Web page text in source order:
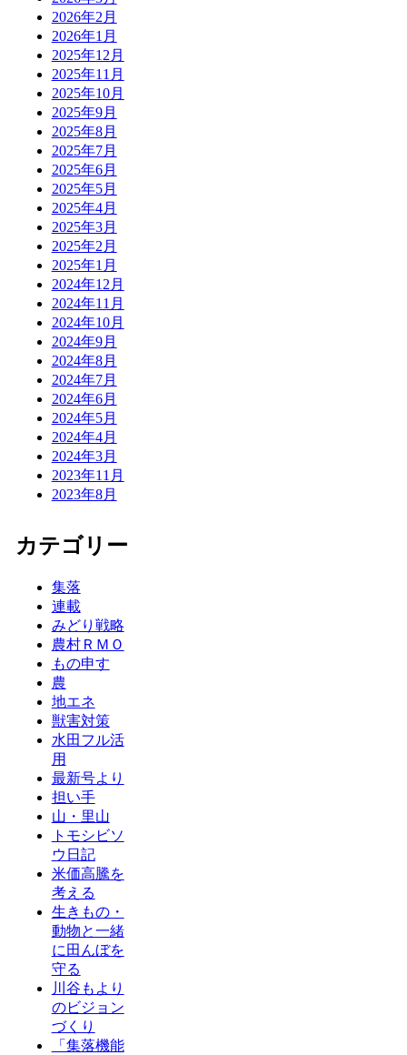
2026年2月
2026年1月
2025年12月
2025年11月
2025年10月
2025年9月
2025年8月
2025年7月
2025年6月
2025年5月
2025年4月
2025年3月
2025年2月
2025年1月
2024年12月
2024年11月
2024年10月
2024年9月
2024年8月
2024年7月
2024年6月
2024年5月
2024年4月
2024年3月
2023年11月
2023年8月
カテゴリー
集落
連載
みどり戦略
農村ＲＭＯ
もの申す
農
地エネ
獣害対策
水田フル活
用
最新号より
担い手
山・里山
トモシビソ
ウ日記
米価高騰を
考える
生きもの・
動物と一緒
に田んぼを
守る
川谷もより
のビジョン
づくり
「集落機能